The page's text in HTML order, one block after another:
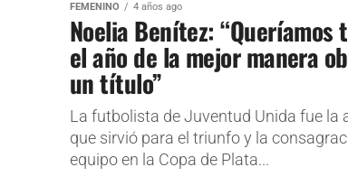
FEMENINO 4 años ago
Noelia Benítez: “Queríamos
el año de la mejor manera
un título”
La futbolista de Juventud Unida fue la
que sirvió para el triunfo y la
equipo en la Copa de Plata...